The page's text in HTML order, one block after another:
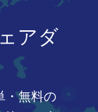
アダ
・無料の